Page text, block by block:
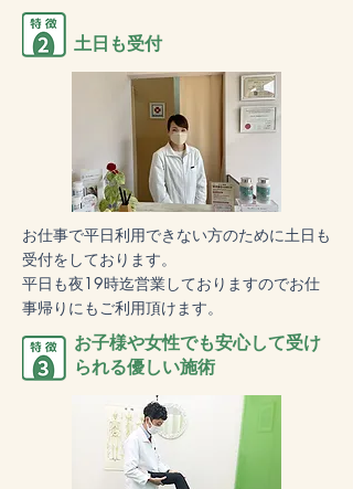
土日も受付
お仕事で平日利用できない方のために土日も
受付をしております。
平日も夜19時迄営業しておりますのでお仕
事帰りにもご利用頂けます。
お子様や女性でも安心して受け
られる優しい施術